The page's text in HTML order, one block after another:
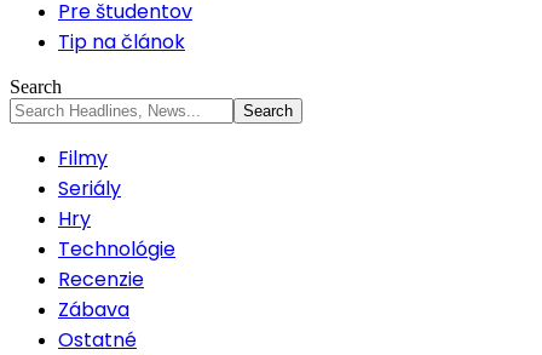
Pre študentov
Tip na článok
Search
Filmy
Seriály
Hry
Technológie
Recenzie
Zábava
Ostatné